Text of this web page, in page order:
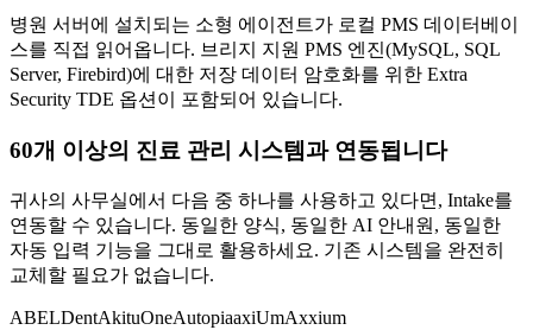
병원 서버에 설치되는 소형 에이전트가 로컬 PMS 데이터베이
스를 직접 읽어옵니다. 브리지 지원 PMS 엔진(MySQL, SQL
Server, Firebird)에 대한 저장 데이터 암호화를 위한 Extra
Security TDE 옵션이 포함되어 있습니다.
60개 이상의 진료 관리 시스템과 연동됩니다
귀사의 사무실에서 다음 중 하나를 사용하고 있다면, Intake를
연동할 수 있습니다. 동일한 양식, 동일한 AI 안내원, 동일한
자동 입력 기능을 그대로 활용하세요. 기존 시스템을 완전히
교체할 필요가 없습니다.
ABELDentAkituOneAutopiaaxiUmAxxium